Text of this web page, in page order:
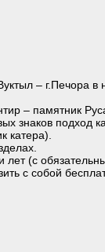
– г.Печора в
– памятник
знаков подход
катера).
лет (с
с собой